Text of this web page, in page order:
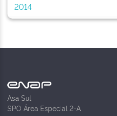
2014
Asa Sul
SPO Área Especial 2-A